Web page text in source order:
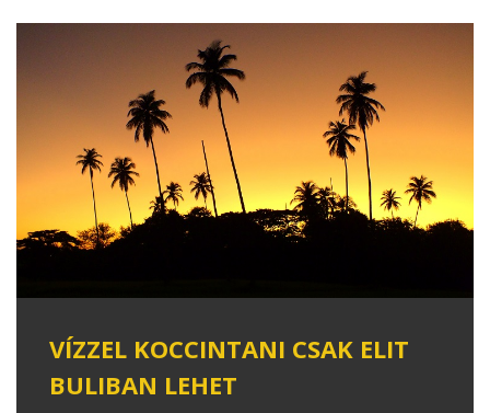
VÍZZEL KOCCINTANI CSAK ELIT
BULIBAN LEHET